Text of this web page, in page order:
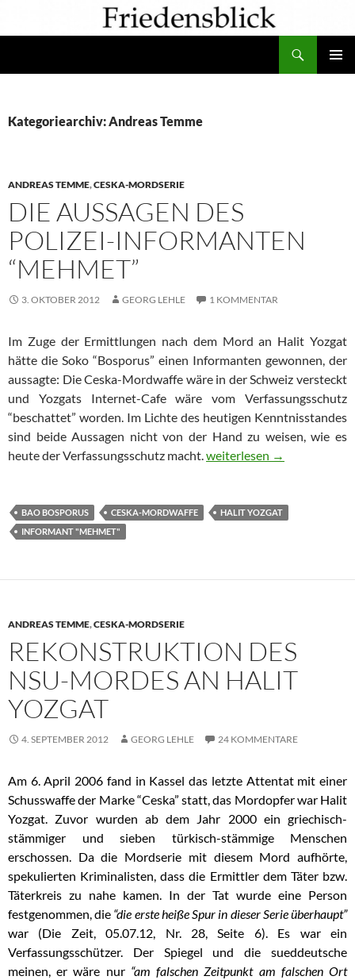
Kategoriearchiv: Andreas Temme
ANDREAS TEMME,CESKA-MORDSERIE
DIE AUSSAGEN DES
POLIZEI-INFORMANTEN
“MEHMET”
3. OKTOBER 2012 GEORG LEHLE 1 KOMMENTAR
Im Zuge der Ermittlungen nach dem Mord an Halit Yozgat
hätte die Soko “Bosporus” einen Informanten gewonnen, der
aussagte: Die Ceska-Mordwaffe wäre in der Schweiz versteckt
und Yozgats Internet-Cafe wäre vom Verfassungsschutz
“beschattet” worden. Im Lichte des heutigen Kenntnisstandes
sind beide Aussagen nicht von der Hand zu weisen, wie es
heute der Verfassungsschutz macht.Die Aussagen des Polizei-
weiterlesen →
BAO BOSPORUS CESKA-MORDWAFFE
HALIT YOZGAT
INFORMANT "MEHMET"
ANDREAS TEMME,CESKA-MORDSERIE
REKONSTRUKTION DES
NSU-MORDES AN HALIT
YOZGAT
4. SEPTEMBER 2012 GEORG LEHLE 24 KOMMENTARE
Am 6. April 2006 fand in Kassel das letzte Attentat mit einer
Schusswaffe der Marke “Ceska” statt, das Mordopfer war Halit
Yozgat. Zuvor wurden ab dem Jahr 2000 ein griechisch-
stämmiger und sieben türkisch-stämmige Menschen
erschossen. Da die Mordserie mit diesem Mord aufhörte,
spekulierten Kriminalisten, dass die Ermittler dem Täter bzw.
Täterkreis zu nahe kamen. In der Tat wurde eine Person
festgenommen, die “die erste heiße Spur in dieser Serie überhaupt”
war (Die Zeit, 05.07.12, Nr. 28, Seite 6). Es war ein
Verfassungsschützer. Der Spiegel und die sueddeutsche
meinen, er wäre nur “am falschen Zeitpunkt am falschen Ort